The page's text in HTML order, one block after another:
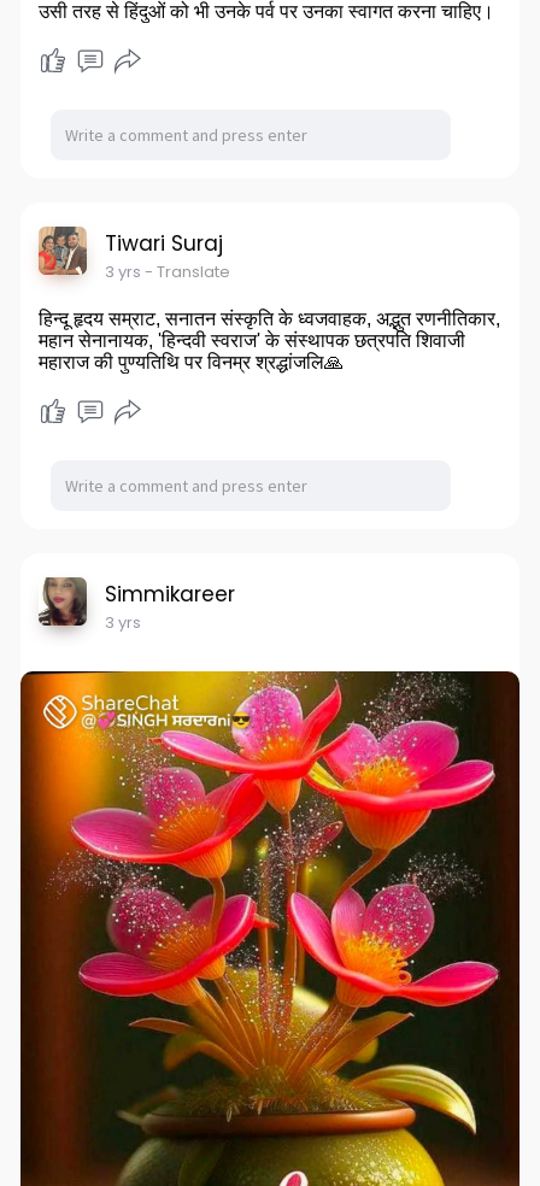
उसी तरह से हिंदुओं को भी उनके पर्व पर उनका स्वागत करना चाहिए।
Tiwari Suraj
3 yrs - Translate
हिन्दू हृदय सम्राट, सनातन संस्कृति के ध्वजवाहक, अद्भुत रणनीतिकार,
महान सेनानायक, 'हिन्दवी स्वराज' के संस्थापक छत्रपति शिवाजी
महाराज की पुण्यतिथि पर विनम्र श्रद्धांजलि🙏
Simmikareer
3 yrs